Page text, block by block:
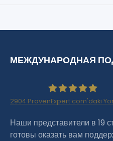
МЕЖДУНАРОДНАЯ
2904 ProvenExpert.com'daki
Наши представители в 19
готовы оказать вам